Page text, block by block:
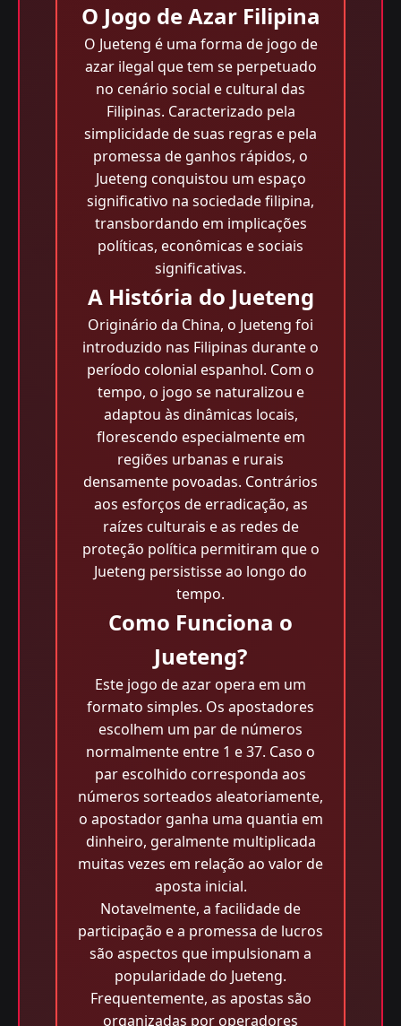
O Jogo de Azar Filipina
O Jueteng é uma forma de jogo de
azar ilegal que tem se perpetuado
no cenário social e cultural das
Filipinas. Caracterizado pela
simplicidade de suas regras e pela
promessa de ganhos rápidos, o
Jueteng conquistou um espaço
significativo na sociedade filipina,
transbordando em implicações
políticas, econômicas e sociais
significativas.
A História do Jueteng
Originário da China, o Jueteng foi
introduzido nas Filipinas durante o
período colonial espanhol. Com o
tempo, o jogo se naturalizou e
adaptou às dinâmicas locais,
florescendo especialmente em
regiões urbanas e rurais
densamente povoadas. Contrários
aos esforços de erradicação, as
raízes culturais e as redes de
proteção política permitiram que o
Jueteng persistisse ao longo do
tempo.
Como Funciona o
Jueteng?
Este jogo de azar opera em um
formato simples. Os apostadores
escolhem um par de números
normalmente entre 1 e 37. Caso o
par escolhido corresponda aos
números sorteados aleatoriamente,
o apostador ganha uma quantia em
dinheiro, geralmente multiplicada
muitas vezes em relação ao valor de
aposta inicial.
Notavelmente, a facilidade de
participação e a promessa de lucros
são aspectos que impulsionam a
popularidade do Jueteng.
Frequentemente, as apostas são
organizadas por operadores